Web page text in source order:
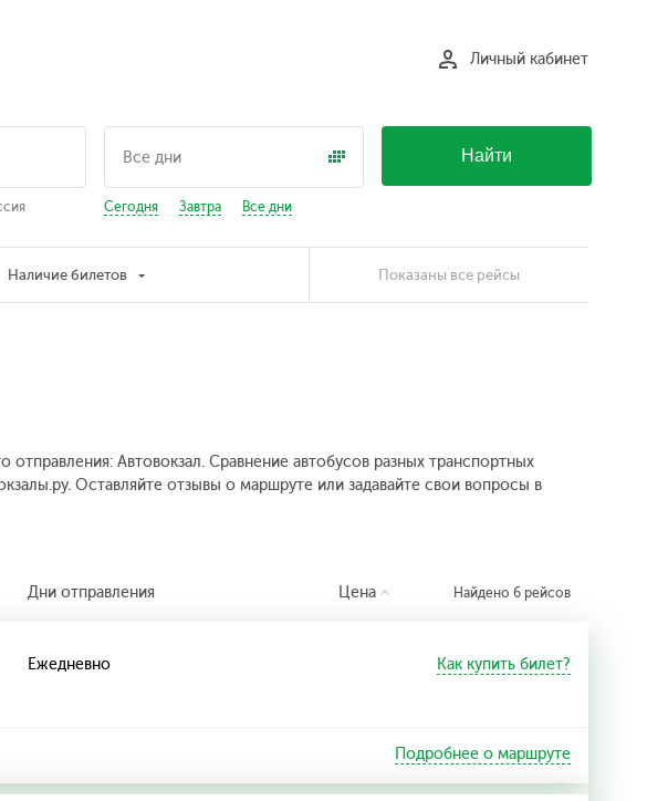
Личный кабинет
Сегодня Завтра Все дни
Найти
Наличие билетов Показаны все рейсы
Автовокзал. Сравнение автобусов разных транспортных
Оставляйте отзывы о маршруте или задавайте свои вопросы в
Дни отправления Цена Найдено 6 рейсов
Ежедневно Как купить билет?
Подробнее о маршруте